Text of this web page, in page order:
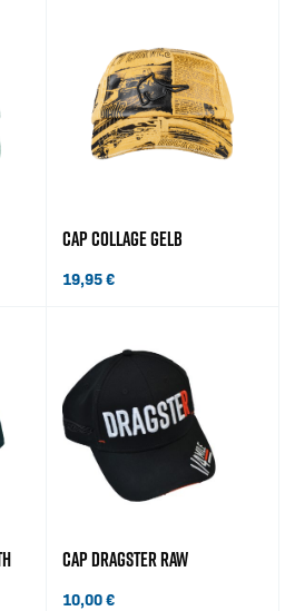
CAP COLLAGE GELB
19,95€
CAP DRAGSTER RAW
10,00€